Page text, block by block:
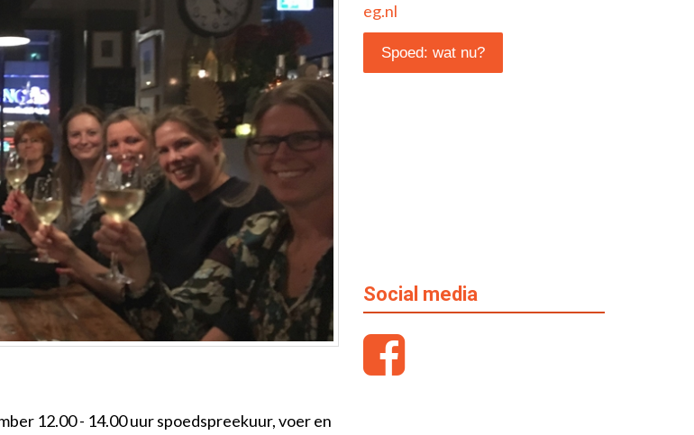
12.00 - 14.00 uur spoedspreekuur, voer en
eg.nl
Spoed: wat nu?
Social media